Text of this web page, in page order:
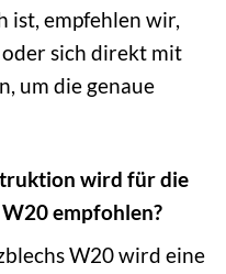
ist, empfehlen wir,
sich direkt mit
um die genaue
wird für die
empfohlen?
W20 wird eine